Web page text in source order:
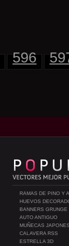
596
RAMAS DE PINO Y
HUEVOS
BANNERS GRUNGE
AUTO ANTIGUO
MUÑECAS
CALAVERA RSS
ESTRELLA 3D